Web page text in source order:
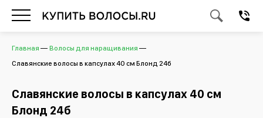
Главная
Волосы для наращивания
Славянские волосы в капсулах 40 см Блонд 24б
Славянские волосы в капсулах 40 см
Блонд 24б